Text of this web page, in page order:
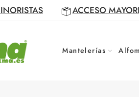
ACCESO
Mantelerías